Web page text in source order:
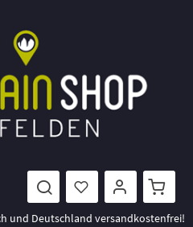
und Deutschland versandkostenfrei!